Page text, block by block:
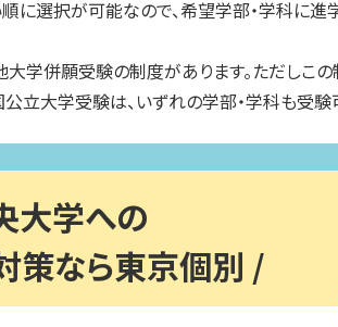
に選択が可能なので、希望学部・学科に
学併願受験の制度があります。ただしこ
立大学受験は、いずれの学部・学科も受験
大学への
策なら東京個別 /